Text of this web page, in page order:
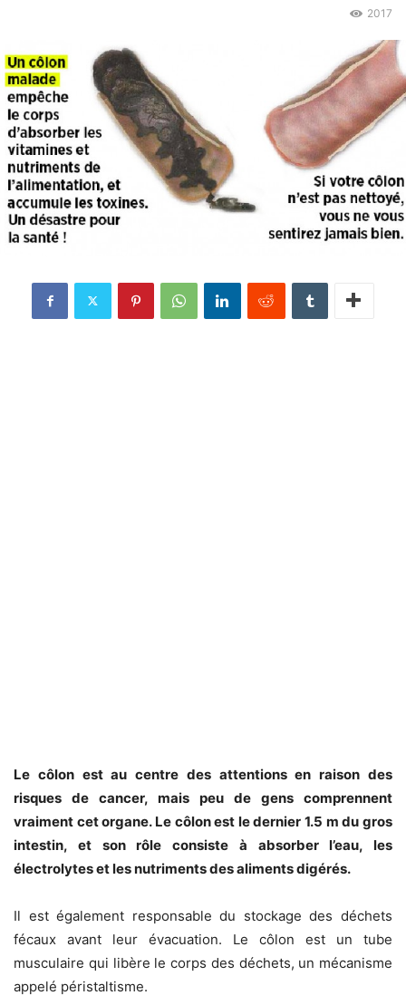
2017
Le côlon est au centre des attentions en raison des
risques de cancer, mais peu de gens comprennent
vraiment cet organe. Le côlon est le dernier 1.5 m du gros
intestin, et son rôle consiste à absorber l’eau, les
électrolytes et les nutriments des aliments digérés.
Il est également responsable du stockage des déchets
fécaux avant leur évacuation. Le côlon est un tube
musculaire qui libère le corps des déchets, un mécanisme
appelé péristaltisme.